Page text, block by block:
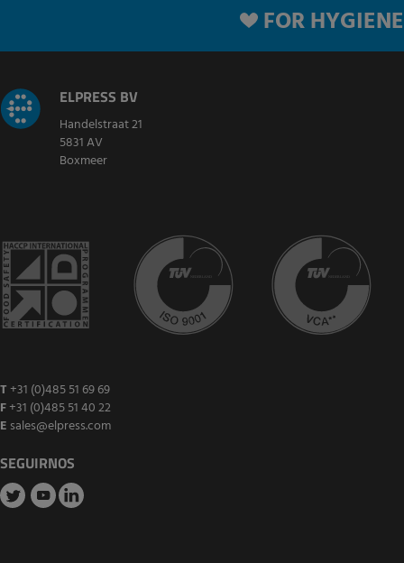
FOR HYGIENE
ELPRESS BV
Handelstraat 21
5831 AV
Boxmeer
T +31 (0)485 51 69 69
F+31 (0)485 51 40 22
E sales@elpress.com
SEGUIRNOS